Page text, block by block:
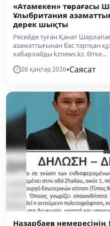
«Атамекен» төрағасы
Ұлыбритания
дерек шықты
Ресейде туған Қанат
азаматтығынан бас тартқан
хабарлайды kznews.kz. Өтке...
26 қаңтар 2026•Саясат
Назарбаев немересінің